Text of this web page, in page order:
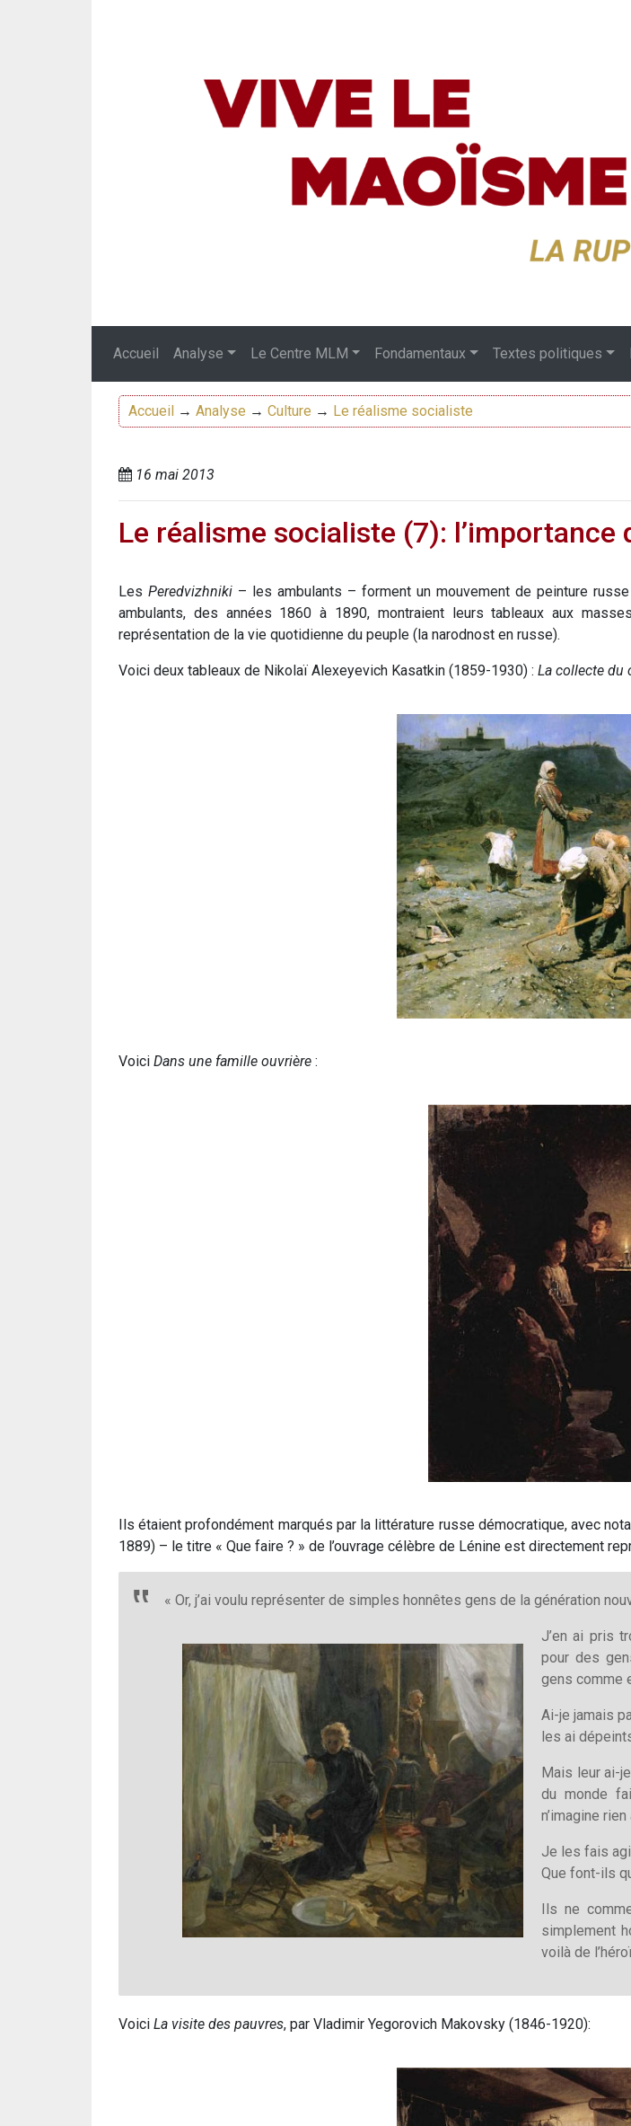
Accueil Analyse Le Centre MLM Fondamentaux Textes politiques
Accueil → Analyse → Culture → Le réalisme socialiste
16 mai 2013
Le réalisme socialiste (7): l’importance
Les Peredvizhniki – les ambulants – forment un mouvement de peinture
ambulants, des années 1860 à 1890, montraient leurs tableaux aux
représentation de la vie quotidienne du peuple (la narodnost en russe).
Voici deux tableaux de Nikolaï Alexeyevich Kasatkin (1859-1930) : La collecte du
Voici Dans une famille ouvrière :
Ils étaient profondément marqués par la littérature russe démocratique, avec
1889) – le titre « Que faire ? » de l’ouvrage célèbre de Lénine est directement
« Or, j’ai voulu représenter de simples honnêtes gens de la génération
J’en ai pris
pour des
gens comme
Ai-je jamais
les ai
Mais leur ai-
du monde
n’imagine
Je les fais
Que font-ils
Ils ne
simplement
voilà de
Voici La visite des pauvres, par Vladimir Yegorovich Makovsky (1846-1920):